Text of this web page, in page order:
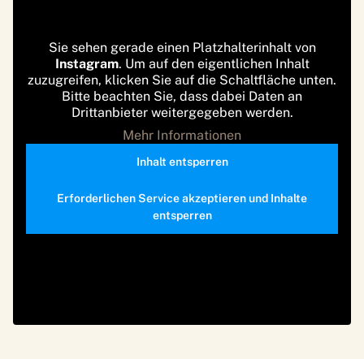
Sie sehen gerade einen Platzhalterinhalt von
Instagram. Um auf den eigentlichen Inhalt
zuzugreifen, klicken Sie auf die Schaltfläche unten.
Bitte beachten Sie, dass dabei Daten an
Drittanbieter weitergegeben werden.
Mehr Informationen
Inhalt entsperren
Erforderlichen Service akzeptieren und Inhalte
entsperren